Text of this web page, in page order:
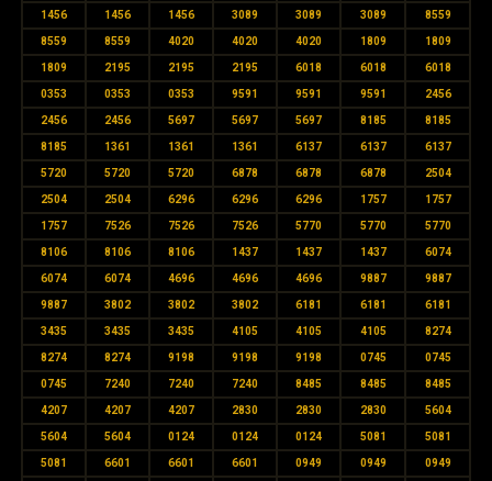
1456 1456 1456 3089 3089 3089 8559
8559 8559 4020 4020 4020 1809 1809
1809 2195 2195 2195 6018 6018 6018
0353 0353 0353 9591 9591 9591 2456
2456 2456 5697 5697 5697 8185 8185
8185 1361 1361 1361 6137 6137 6137
5720 5720 5720 6878 6878 6878 2504
2504 2504 6296 6296 6296 1757 1757
1757 7526 7526 7526 5770 5770 5770
8106 8106 8106 1437 1437 1437 6074
6074 6074 4696 4696 4696 9887 9887
9887 3802 3802 3802 6181 6181 6181
3435 3435 3435 4105 4105 4105 8274
8274 8274 9198 9198 9198 0745 0745
0745 7240 7240 7240 8485 8485 8485
4207 4207 4207 2830 2830 2830 5604
5604 5604 0124 0124 0124 5081 5081
5081 6601 6601 6601 0949 0949 0949